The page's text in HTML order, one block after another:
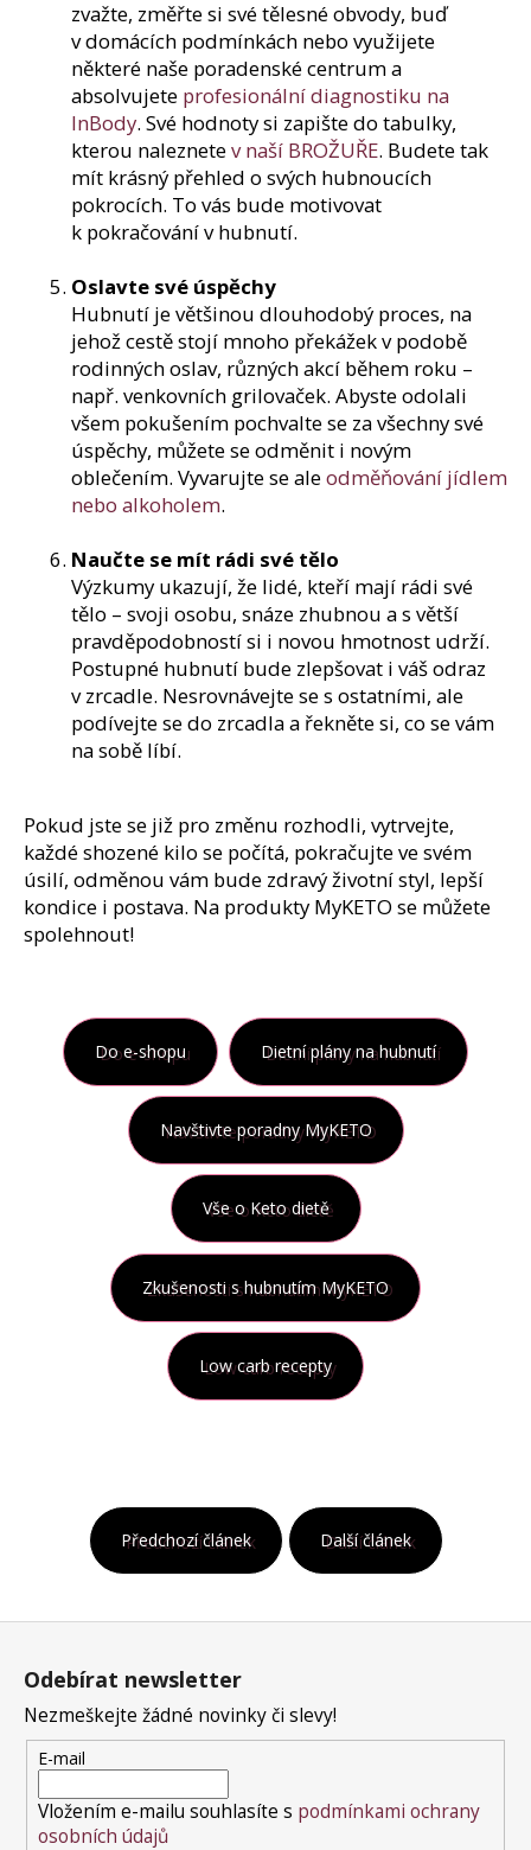
zvažte, změřte si své tělesné obvody, buď
v domácích podmínkách nebo využijete
některé naše poradenské centrum a
absolvujete profesionální diagnostiku na
InBody. Své hodnoty si zapište do tabulky,
kterou naleznetev naší BROŽUŘE. Budete tak
mít krásný přehled o svých hubnoucích
pokrocích. To vás bude motivovat
k pokračování v hubnutí.
Oslavte své úspěchy
Hubnutí je většinou dlouhodobý proces, na
jehož cestě stojí mnoho překážek v podobě
rodinných oslav, různých akcí během roku –
např. venkovních grilovaček. Abyste odolali
všem pokušením pochvalte se za všechny své
úspěchy, můžete se odměnit i novým
oblečením. Vyvarujte se aleodměňování jídlem
nebo alkoholem.
Naučte se mít rádi své tělo
Výzkumy ukazují, že lidé, kteří mají rádi své
tělo – svoji osobu, snáze zhubnou a s větší
pravděpodobností si i novou hmotnost udrží.
Postupné hubnutí bude zlepšovat i váš odraz
v zrcadle. Nesrovnávejte se s ostatními, ale
podívejte se do zrcadla a řekněte si, co se vám
na sobě líbí.
Pokud jste se již pro změnu rozhodli, vytrvejte,
každé shozené kilo se počítá, pokračujte ve svém
úsilí, odměnou vám bude zdravý životní styl, lepší
kondice i postava. Na produkty MyKETO se můžete
spolehnout!
Do e-shopu Dietní plány na hubnutí
Navštivte poradny MyKETO
Vše o Keto dietě
Zkušenosti s hubnutím MyKETO
Low carb recepty
Předchozí článek Další článek
Z
Odebírat newsletter
Nezmeškejte žádné novinky či slevy!
E-mail
Vložením e-mailu souhlasíte s podmínkami ochrany
osobních údajů